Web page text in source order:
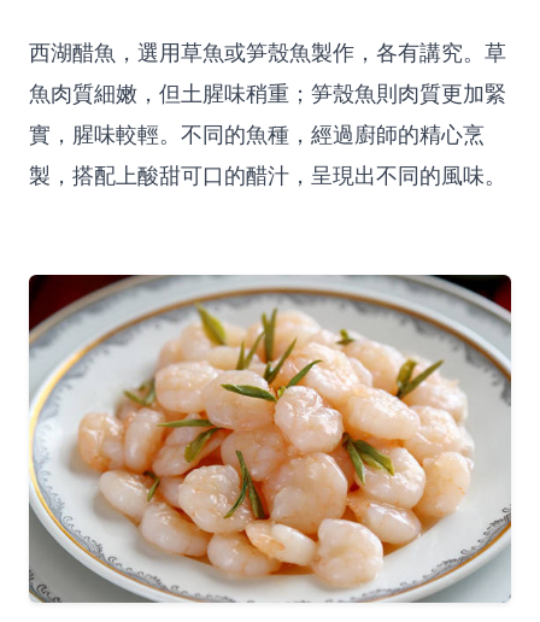
西湖醋魚，選用草魚或笋殼魚製作，各有講究。草
魚肉質細嫩，但土腥味稍重；笋殼魚則肉質更加緊
實，腥味較輕。不同的魚種，經過廚師的精心烹
製，搭配上酸甜可口的醋汁，呈現出不同的風味。